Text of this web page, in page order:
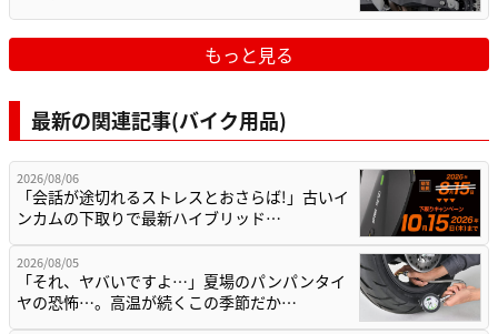
もっと見る
最新の関連記事(バイク用品)
2026/08/06
「会話が途切れるストレスとおさらば!」古いイ
ンカムの下取りで最新ハイブリッド…
2026/08/05
「それ、ヤバいですよ…」夏場のパンパンタイ
ヤの恐怖…。高温が続くこの季節だか…